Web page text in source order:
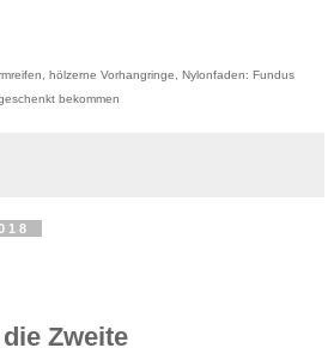
hölzerne Vorhangringe, Nylonfaden: Fundus
bekommen
die Zweite